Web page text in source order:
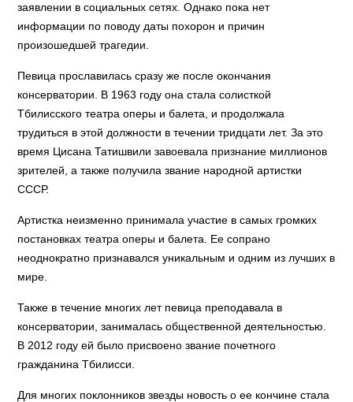
заявлении в социальных сетях. Однако пока нет
информации по поводу даты похорон и причин
произошедшей трагедии.
Певица прославилась сразу же после окончания
консерватории. В 1963 году она стала солисткой
Тбилисского театра оперы и балета, и продолжала
трудиться в этой должности в течении тридцати лет. За это
время Цисана Татишвили завоевала признание миллионов
зрителей, а также получила звание народной артистки
СССР.
Артистка неизменно принимала участие в самых громких
постановках театра оперы и балета. Ее сопрано
неоднократно признавался уникальным и одним из лучших в
мире.
Также в течение многих лет певица преподавала в
консерватории, занималась общественной деятельностью.
В 2012 году ей было присвоено звание почетного
гражданина Тбилисси.
Для многих поклонников звезды новость о ее кончине стала